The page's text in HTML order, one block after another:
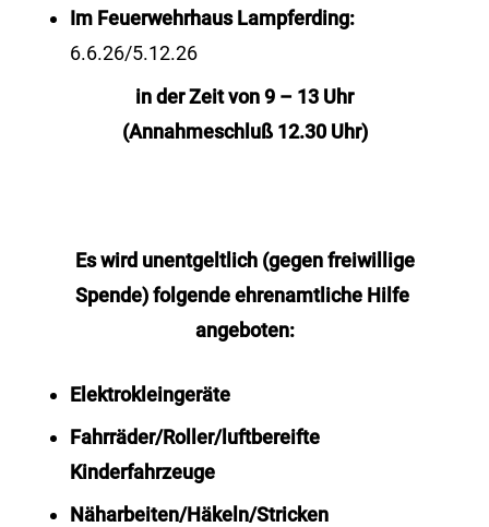
Im Feuerwehrhaus Lampferding:
6.6.26/5.12.26
in der Zeit von 9 – 13 Uhr
(Annahmeschluß 12.30 Uhr)
Es wird unentgeltlich (gegen freiwillige
Spende) folgende ehrenamtliche Hilfe
angeboten:
Elektrokleingeräte
Fahrräder/Roller/luftbereifte
Kinderfahrzeuge
Näharbeiten/Häkeln/Stricken